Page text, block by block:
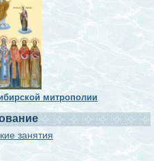
митрополии
занятия